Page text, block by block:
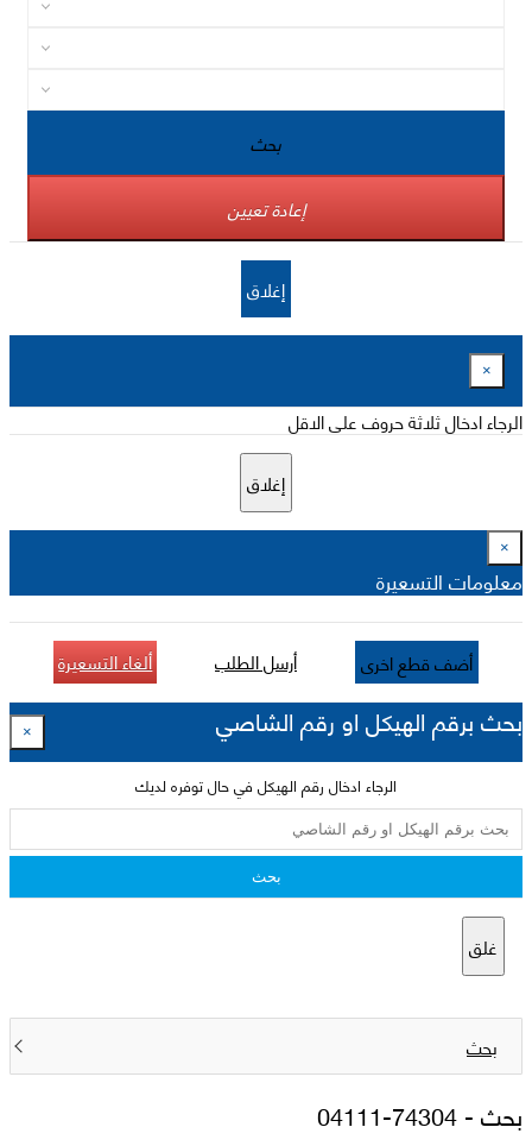
بحث
إعادة تعيين
إغلاق
×
الرجاء ادخال ثلاثة حروف على الاقل
إغلاق
×
معلومات التسعيرة
أضف قطع اخرى أرسل الطلب ألغاء التسعيرة
بحث برقم الهيكل او رقم الشاصي ×
الرجاء ادخال رقم الهيكل في حال توفره لديك
بحث
غلق
بحث
بحث -04111-74304